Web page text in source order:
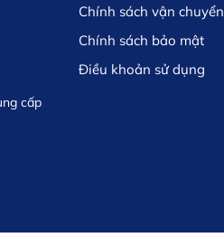
cấp
Chính sách vận chuyển
Chính sách bảo mật
Điều khoản sử dụng